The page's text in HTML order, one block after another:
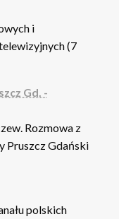
i
(7
Gd. -
Rozmowa z
Pruszcz Gdański
polskich